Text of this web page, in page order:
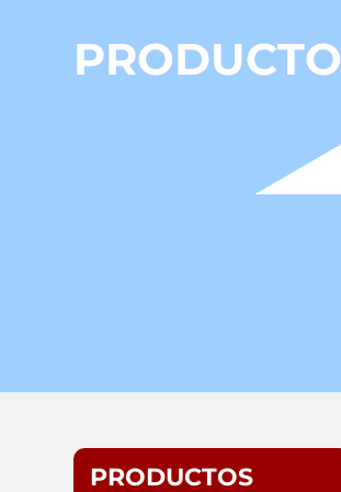
PRODUCTO
PRODUCTOS